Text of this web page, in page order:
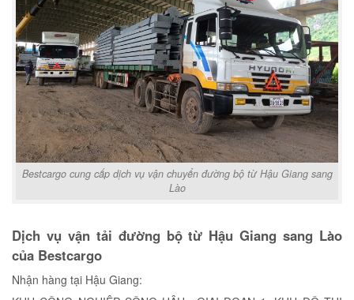
Bestcargo cung cấp dịch vụ vận chuyển đường bộ từ Hậu Giang sang
Lào
Dịch vụ vận tải đường bộ từ Hậu Giang sang Lào
của Bestcargo
Nhận hàng tại Hậu Giang: